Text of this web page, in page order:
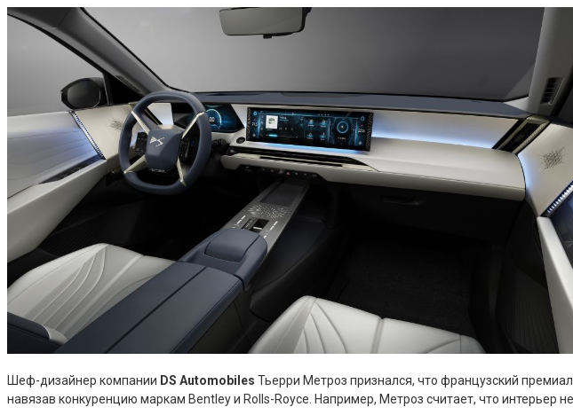
Шеф-дизайнер компании DS Automobiles Тьерри Метроз признался, что французский
навязав конкуренцию маркам Bentley и Rolls-Royce. Например, Метроз считает, что интерьер